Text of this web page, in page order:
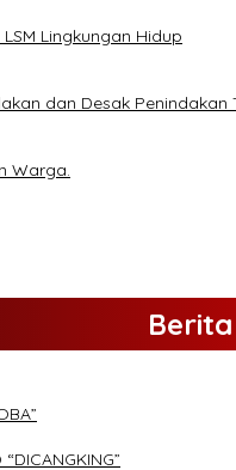
Lingkungan Hidup
dan Desak
Warga.